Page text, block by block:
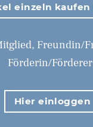
einzeln kaufen
Freundin/
Förderin/
Hier einloggen